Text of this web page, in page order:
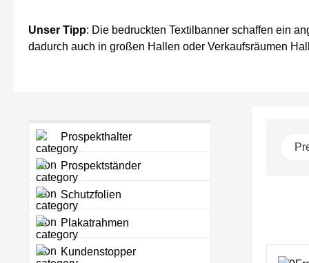
Unser Tipp: Die bedruckten Textilbanner schaffen ein
dadurch auch in großen Hallen oder Verkaufsräumen
Prospekthalter
Prospektständer
Schutzfolien
Plakatrahmen
Kundenstopper